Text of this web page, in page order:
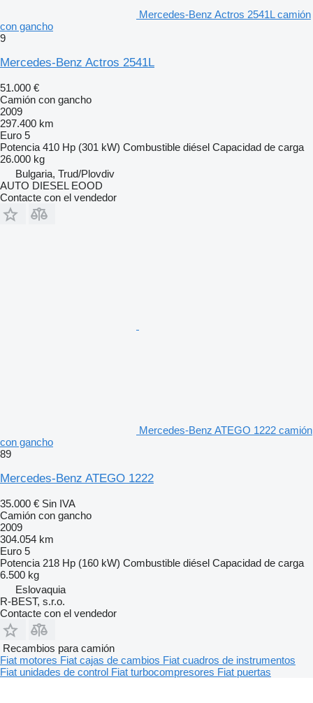
Mercedes-Benz Actros 2541L camión
con gancho
9
Mercedes-Benz Actros 2541L
51.000 €
Camión con gancho
2009
297.400 km
Euro 5
Potencia 410 Hp (301 kW) Combustible diésel Capacidad de carga
26.000 kg
Bulgaria, Trud/Plovdiv
AUTO DIESEL EOOD
Contacte con el vendedor
Mercedes-Benz ATEGO 1222 camión
con gancho
89
Mercedes-Benz ATEGO 1222
35.000 € Sin IVA
Camión con gancho
2009
304.054 km
Euro 5
Potencia 218 Hp (160 kW) Combustible diésel Capacidad de carga
6.500 kg
Eslovaquia
R-BEST, s.r.o.
Contacte con el vendedor
Recambios para camión
Fiat motores Fiat cajas de cambios Fiat cuadros de instrumentos
Fiat unidades de control Fiat turbocompresores Fiat puertas